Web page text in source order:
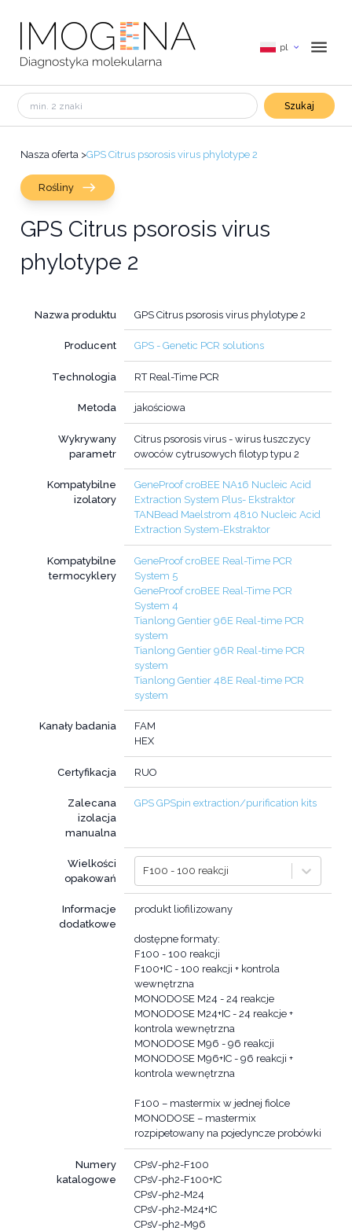
pl
Szukaj
Nasza oferta >GPS Citrus psorosis virus phylotype 2
Rośliny
GPS Citrus psorosis virus
phylotype 2
Nazwa produktu GPS Citrus psorosis virus phylotype 2
Producent GPS - Genetic PCR solutions
Technologia RT Real-Time PCR
Metoda jakościowa
Wykrywany
parametr
Citrus psorosis virus - wirus łuszczycy
owoców cytrusowych filotyp typu 2
Kompatybilne
izolatory
GeneProof croBEE NA16 Nucleic Acid
Extraction System Plus- Ekstraktor
TANBead Maelstrom 4810 Nucleic Acid
Extraction System-Ekstraktor
Kompatybilne
termocyklery
GeneProof croBEE Real-Time PCR
System 5
GeneProof croBEE Real-Time PCR
System 4
Tianlong Gentier 96E Real-time PCR
system
Tianlong Gentier 96R Real-time PCR
system
Tianlong Gentier 48E Real-time PCR
system
Kanały badania
FAM
HEX
Certyfikacja RUO
Zalecana
izolacja
manualna
GPS GPSpin extraction/purification kits
Wielkości
opakowań
F100 - 100 reakcji
Informacje
dodatkowe
produkt liofilizowany
dostępne formaty:
F100 - 100 reakcji
F100+IC - 100 reakcji + kontrola
wewnętrzna
MONODOSE M24 - 24 reakcje
MONODOSE M24+IC - 24 reakcje +
kontrola wewnętrzna
MONODOSE M96 - 96 reakcji
MONODOSE M96+IC - 96 reakcji +
kontrola wewnętrzna
F100 – mastermix w jednej fiolce
MONODOSE – mastermix
Numery
katalogowe
CPsV-ph2-F100
CPsV-ph2-F100+IC
CPsV-ph2-M24
CPsV-ph2-M24+IC
CPsV-ph2-M96